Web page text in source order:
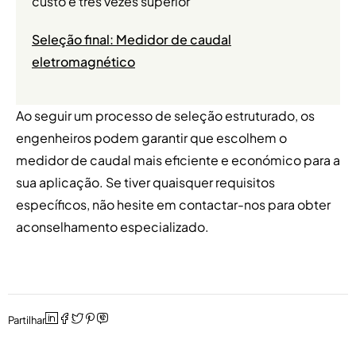
Seleção final: Medidor de caudal
eletromagnético
Ao seguir um processo de seleção estruturado, os
engenheiros podem garantir que escolhem o
medidor de caudal mais eficiente e económico para a
sua aplicação. Se tiver quaisquer requisitos
específicos, não hesite em contactar-nos para obter
aconselhamento especializado.
Partilhar